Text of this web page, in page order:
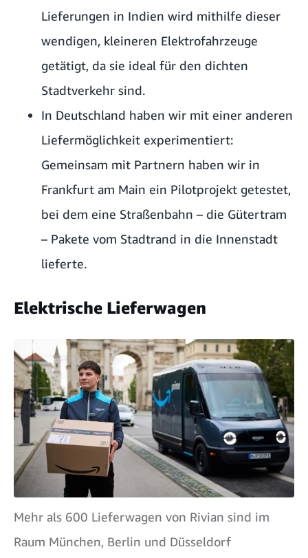
Lieferungen in Indien wird mithilfe dieser
wendigen, kleineren Elektrofahrzeuge
getätigt, da sie ideal für den dichten
Stadtverkehr sind.
In Deutschland haben wir mit einer anderen
Liefermöglichkeit experimentiert:
Gemeinsam mit Partnern haben wir in
Frankfurt am Main ein Pilotprojekt getestet,
bei dem eine Straßenbahn – die Gütertram
– Pakete vom Stadtrand in die Innenstadt
lieferte.
Elektrische Lieferwagen
Mehr als 600 Lieferwagen von Rivian sind im
Raum München, Berlin und Düsseldorf